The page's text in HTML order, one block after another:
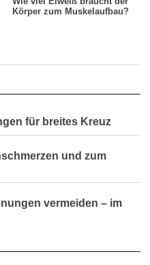
Körper zum Muskelaufbau?
für breites Kreuz
und zum
vermeiden – im